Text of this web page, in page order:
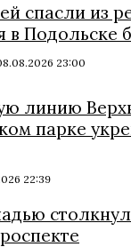
спасли из
в Подольске
23:00
линию
парке
22:39